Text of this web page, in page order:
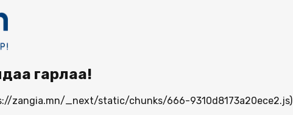
гарлаа!
zangia.mn/_next/static/chunks/666-9310d8173a20ece2.js)